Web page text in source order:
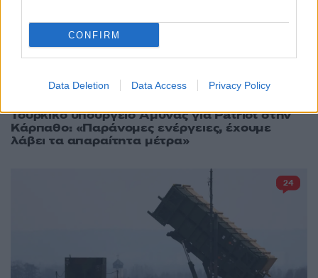
CONFIRM
Data Deletion Data Access Privacy Policy
Τουρκικό υπουργείο Άμυνας για Patriot στην
Κάρπαθο: «Παράνομες ενέργειες, έχουμε
λάβει τα απαραίτητα μέτρα»
24